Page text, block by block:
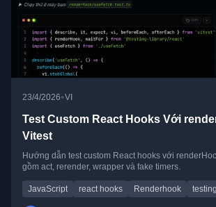
23/4/2026•VI
Test Custom React Hooks Với
Vitest
Hướng dẫn test custom React hooks với
gồm act, rerender, wrapper và fake timers.
JavaScript react hooks Renderhook